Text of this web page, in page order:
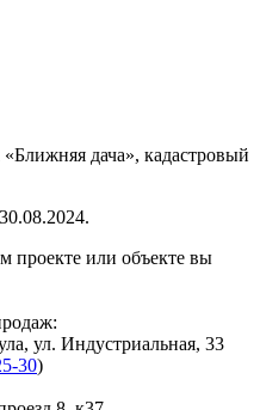
дача», кадастровый
или объекте вы
ул. Индустриальная, 33
30)